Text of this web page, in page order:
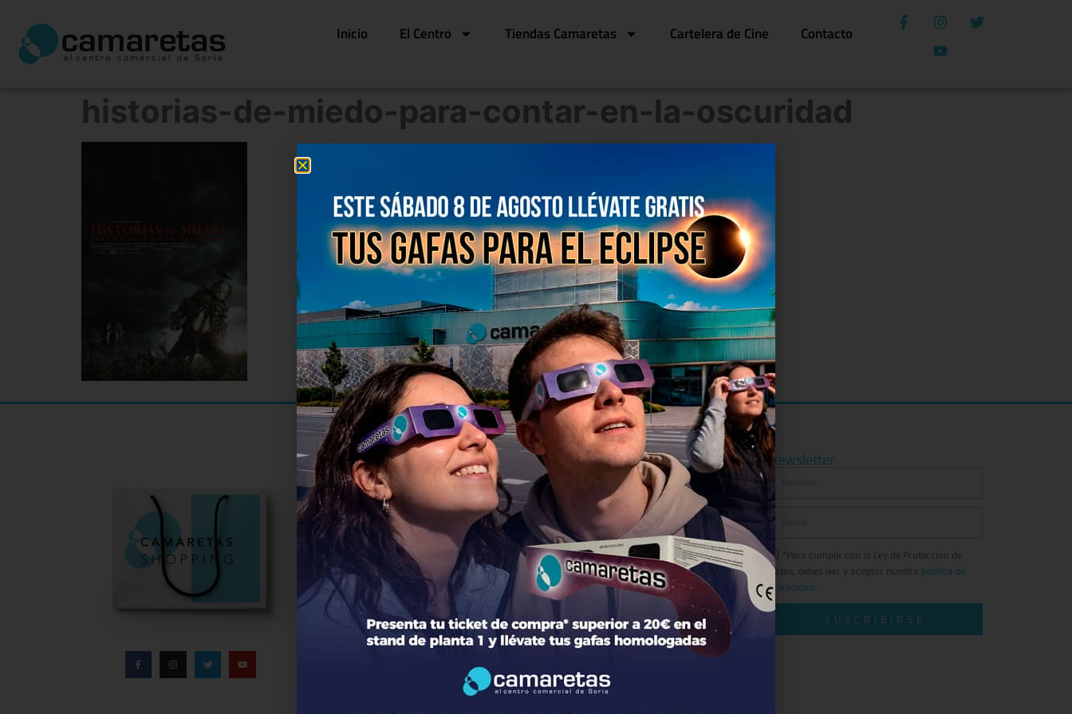
Inicio El Centro Tiendas Camaretas Cartelera de Cine Contacto
historias-de-miedo-para-contar-en-la-oscuridad
Información del centro
Información general
Directorio de tiendas y Planos
Contacto
Política de Privacidad
Aviso Legal
Política de Cookies
Bases legales Concursos y Promociones
Tiendas
Hogar y Alimentación
Regalos y Complementos
Ocio y Restauración
Servicios
Newsletter
*Para cumplir con la Ley de Protección de
Datos, debes leer y aceptar nuestra política de
privacidad.
SUSCRIBIRSE